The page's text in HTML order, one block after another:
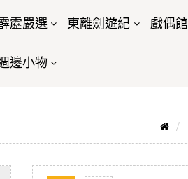
靂嚴選 東離劍遊紀 戲偶館
邊小物